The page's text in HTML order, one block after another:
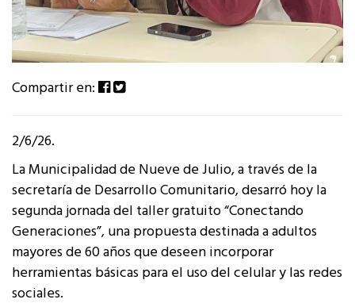
Compartir en:
2/6/26.
La Municipalidad de Nueve de Julio, a través de la
secretaría de Desarrollo Comunitario, desarró hoy la
segunda jornada del taller gratuito “Conectando
Generaciones”, una propuesta destinada a adultos
mayores de 60 años que deseen incorporar
herramientas básicas para el uso del celular y las redes
sociales.